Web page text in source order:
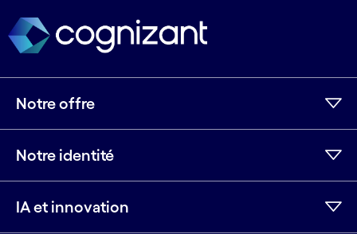
Notre offre
Notre identité
IA et innovation